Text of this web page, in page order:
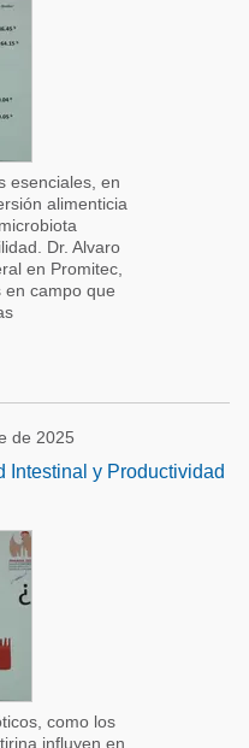
esenciales, en
alimenticia
Dr. Alvaro
en Promitec,
en campo que
de 2025
Intestinal y Productividad
como los
influyen en